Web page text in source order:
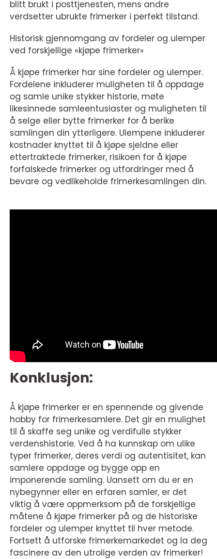
blitt brukt i posttjenesten, mens andre
verdsetter ubrukte frimerker i perfekt tilstand.
Historisk gjennomgang av fordeler og ulemper
ved forskjellige «kjøpe frimerker»
Å kjøpe frimerker har sine fordeler og ulemper.
Fordelene inkluderer muligheten til å oppdage
og samle unike stykker historie, møte
likesinnede samleentusiaster og muligheten til
å selge eller bytte frimerker for å berike
samlingen din ytterligere. Ulempene inkluderer
kostnader knyttet til å kjøpe sjeldne eller
ettertraktede frimerker, risikoen for å kjøpe
forfalskede frimerker og utfordringer med å
bevare og vedlikeholde frimerkesamlingen din.
Konklusjon:
Å kjøpe frimerker er en spennende og givende
hobby for frimerkesamlere. Det gir en mulighet
til å skaffe seg unike og verdifulle stykker
verdenshistorie. Ved å ha kunnskap om ulike
typer frimerker, deres verdi og autentisitet, kan
samlere oppdage og bygge opp en
imponerende samling. Uansett om du er en
nybegynner eller en erfaren samler, er det
viktig å være oppmerksom på de forskjellige
måtene å kjøpe frimerker på og de historiske
fordeler og ulemper knyttet til hver metode.
Fortsett å utforske frimerkemarkedet og la deg
fascinere av den utrolige verden av frimerker!